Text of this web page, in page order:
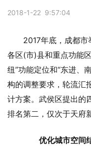
2018-1-22 9:57:04
2017年底，成都
各区(市)县和重点功能
纽”功能定位和“东进、
构的调整要求，轮流汇
计方案。武侯区提出的
排名第二，仅次于天府
优化城市空间结